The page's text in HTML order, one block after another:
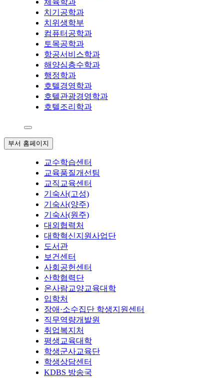
체육학과
치기공학과
치위생학부
컴퓨터공학과
토목공학과
항공서비스학과
해양심층수학과
행정학과
호텔경영학과
호텔관광경영학과
호텔조리학과
부서 홈페이지
교수학습센터
교육품질개선팀
교직교육센터
기숙사(고성)
기숙사(양주)
기숙사(원주)
대외협력처
대학혁신지원사업단
도서관
보건센터
사회공헌센터
산학협력단
온사람교양교육대학
입학처
장애·소수집단 학생지원센터
직무역량개발원
취업복지처
평생교육대학
학생군사교육단
학생상담센터
KDBS 방송국